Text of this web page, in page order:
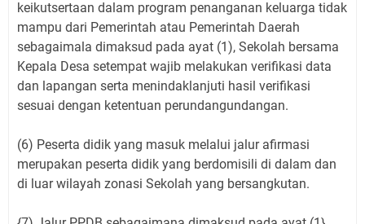
keikutsertaan dalam program penanganan keluarga tidak
mampu dari Pemerintah atau Pemerintah Daerah
sebagaimala dimaksud pada ayat (1), Sekolah bersama
Kepala Desa setempat wajib melakukan verifikasi data
dan lapangan serta menindaklanjuti hasil verifikasi
sesuai dengan ketentuan perundangundangan.
(6) Peserta didik yang masuk melalui jalur afirmasi
merupakan peserta didik yang berdomisili di dalam dan
di luar wilayah zonasi Sekolah yang bersangkutan.